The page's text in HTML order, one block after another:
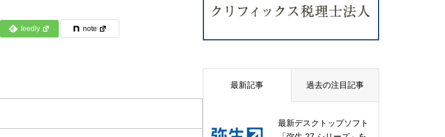
feedly note
最新記事 過去の注目記事
最新デスクトップソフト